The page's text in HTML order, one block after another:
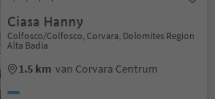
Ciasa Hanny
Colfosco/Colfosco, Corvara, Dolomites Region
Alta Badia
1.5 km van Corvara Centrum